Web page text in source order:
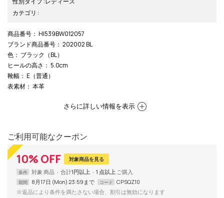
カテゴリ :
商品番号 ： HI539BW012057
ブランド商品番号 ： 202002 BL
色 ： ブラック（BL）
ヒールの高さ ： 5.0cm
靴幅 ： E（普通）
表素材 ： 本革
さらに詳しい情報を表示
ご利用可能なクーポン
10% OFF 対象商品を見る
条件 対象 商品 合計1円以上 1 点以上
期間 8月17日 (Mon) 23:59まで コード
CPSQZ10
※返品により条件を満たさない場合、割引は無効になります